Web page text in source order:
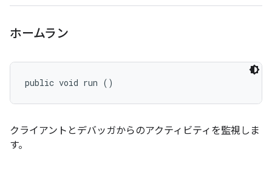
ホームラン
public void run ()
クライアントとデバッガからのアクティビティを監視しま
す。